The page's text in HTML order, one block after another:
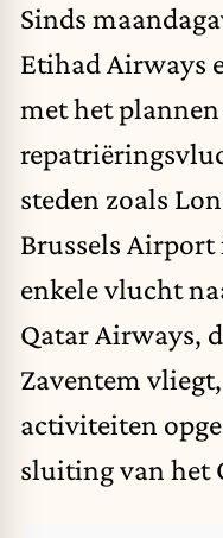
Sinds
Etihad Airways
met het
steden zoals
Brussels Airport
enkele vlucht
Qatar Airways,
Zaventem
activiteiten
sluiting van het